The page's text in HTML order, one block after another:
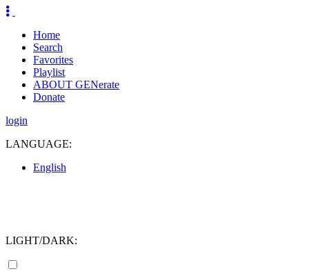
Home
Search
Favorites
Playlist
ABOUT GENerate
Donate
login
LANGUAGE:
English
LIGHT/DARK: